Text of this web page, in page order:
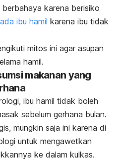
karena berisiko
ibu hamil karena ibu tidak
mitos ini agar asupan
hamil.
makanan yang
ibu hamil tidak boleh
sebelum gerhana bulan.
mungkin saja ini karena di
untuk mengawetkan
ke dalam kulkas.